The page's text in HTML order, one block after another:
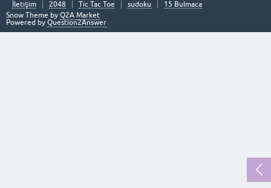
İletişim 2048 Tic Tac Toe sudoku
15 Bulmaca
Snow Theme by Q2A Market
Powered by Question2Answer